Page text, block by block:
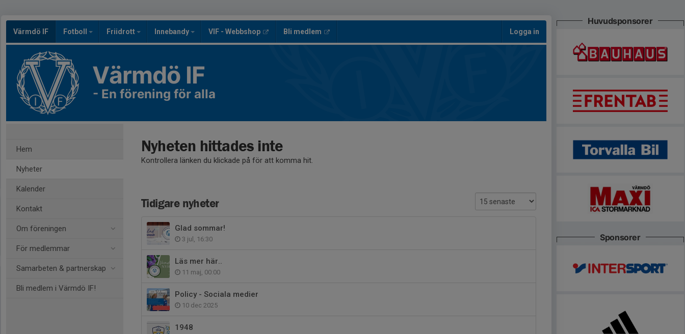
Värmdö IF Fotboll Friidrott Innebandy VIF - Webbshop Bli medlem Logga in
Värmdö IF
- En förening för alla
Hem
Nyheter
Kalender
Kontakt
Om föreningen
För medlemmar
Samarbeten & partnerskap
Bli medlem i Värmdö IF!
Nyheten hittades inte
Kontrollera länken du klickade på för att komma hit.
Tidigare nyheter
Glad sommar!
3 jul, 16:30
Läs mer här..
11 maj, 00:00
Policy - Sociala medier
10 dec 2025
1948
Huvudsponsorer
Sponsorer